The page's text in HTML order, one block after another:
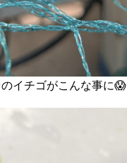
イチゴがこんな事に😱